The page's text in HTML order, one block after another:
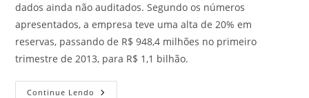
dados ainda não auditados. Segundo os números
apresentados, a empresa teve uma alta de 20% em
reservas, passando de R$ 948,4 milhões no primeiro
trimestre de 2013, para R$ 1,1 bilhão.
Continue Lendo